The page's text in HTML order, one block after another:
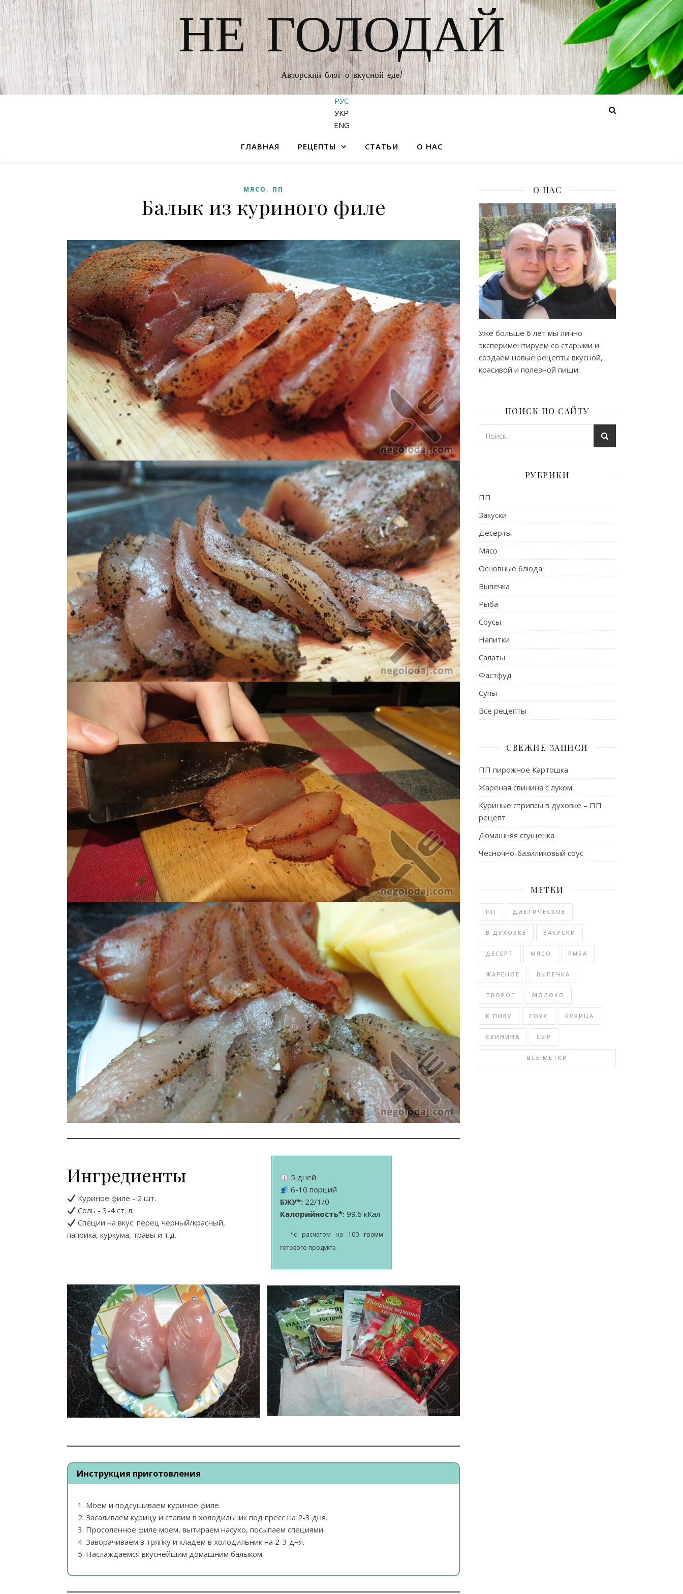
НЕ ГОЛОДАЙ
Авторский блог о вкусной еде!
РУС
УКР
ENG
ГЛАВНАЯ РЕЦЕПТЫ СТАТЬИ О НАС
МЯСО , ПП
Балык из куриного филе
Ингредиенты
Куриное филе - 2 шт.
Соль - 3-4 ст. л.
Специи на вкус: перец черный/красный,
паприка, куркума, травы и т.д.
5 дней
6-10 порций
БЖУ*:22/1/0
Калорийность*:99.6 кКал
*с расчетом на 100 грамм
готового продукта
Инструкция приготовления
Моем и подсушиваем куриное филе.
Засаливаем курицу и ставим в холодильник под пресс на 2-3 дня.
Просоленное филе моем, вытираем насухо, посыпаем специями.
Заворачиваем в тряпку и кладем в холодильник на 2-3 дня.
Наслаждаемся вкуснейшим домашним балыком.
О НАС
Уже больше 6 лет мы лично
экспериментируем со старыми и
создаем новые рецепты вкусной,
красивой и полезной пищи.
ПОИСК ПО САЙТУ
РУБРИКИ
ПП
Закуски
Десерты
Мясо
Основные блюда
Выпечка
Рыба
Соусы
Напитки
Салаты
Фастфуд
Супы
Все рецепты
СВЕЖИЕ ЗАПИСИ
ПП пирожное Картошка
Жареная свинина с луком
Куриные стрипсы в духовке – ПП
рецепт
Домашняя сгущенка
Чесночно-базиликовый соус
МЕТКИ
ПП ДИЕТИЧЕСКОЕ
В ДУХОВКЕ ЗАКУСКИ
ДЕСЕРТ МЯСО РЫБА
ЖАРЕНОЕ ВЫПЕЧКА
ТВОРОГ МОЛОКО
К ПИВУ СОУС КУРИЦА
СВИНИНА СЫР
ВСЕ МЕТКИ